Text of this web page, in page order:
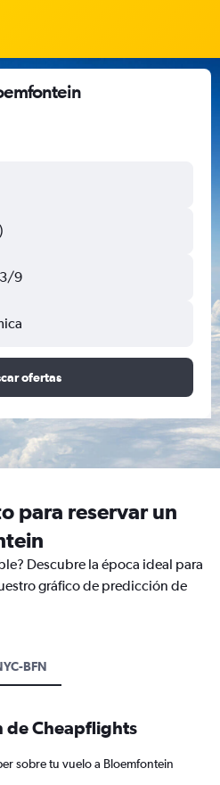
9
ofertas
para reservar un
Descubre la época ideal para
gráfico de predicción de
BFN
de Cheapflights
sobre tu vuelo a Bloemfontein